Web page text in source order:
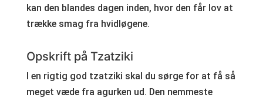
kan den blandes dagen inden, hvor den får lov at
trække smag fra hvidløgene.
Opskrift på Tzatziki
I en rigtig god tzatziki skal du sørge for at få så
meget væde fra agurken ud. Den nemmeste